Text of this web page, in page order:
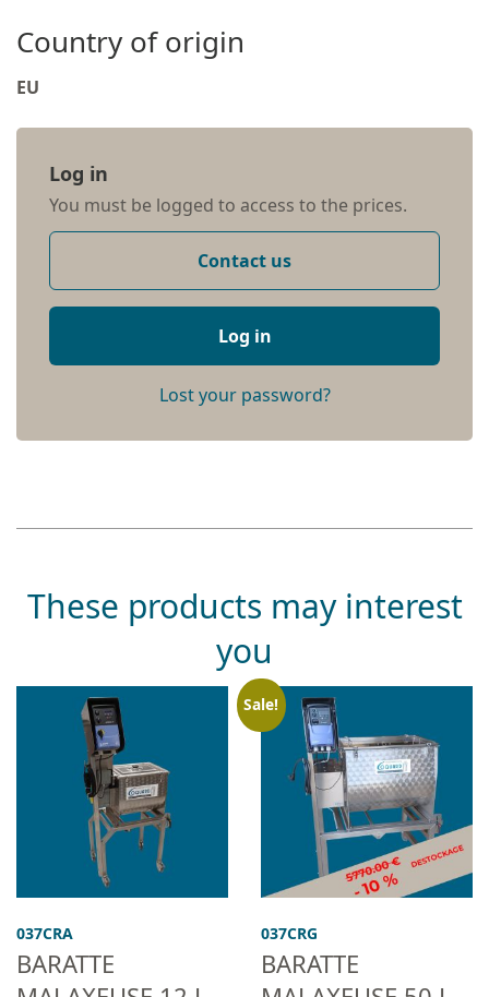
Country of origin
EU
Log in
You must be logged to access to the prices.
Contact us
Log in
Lost your password?
These products may interest
you
037CRA
BARATTE
Sale!
037CRG
BARATTE